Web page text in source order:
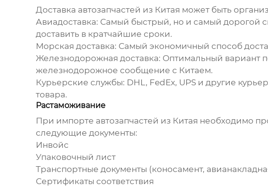
Доставка автозапчастей из Китая может быть
Авиадоставка: Самый быстрый, но и самый дорогой
доставить в кратчайшие сроки.
Морская доставка: Самый экономичный способ
Железнодорожная доставка: Оптимальный вариант
железнодорожное сообщение с Китаем.
Курьерские службы: DHL, FedEx, UPS и другие
товара.
Растаможивание
При импорте автозапчастей из Китая необходимо
следующие документы:
Инвойс
Упаковочный лист
Транспортные документы (коносамент,
Сертификаты соответствия